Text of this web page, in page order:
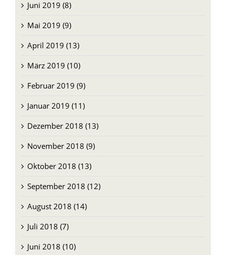
Juli 2019 (9)
Juni 2019 (8)
Mai 2019 (9)
April 2019 (13)
März 2019 (10)
Februar 2019 (9)
Januar 2019 (11)
Dezember 2018 (13)
November 2018 (9)
Oktober 2018 (13)
September 2018 (12)
August 2018 (14)
Juli 2018 (7)